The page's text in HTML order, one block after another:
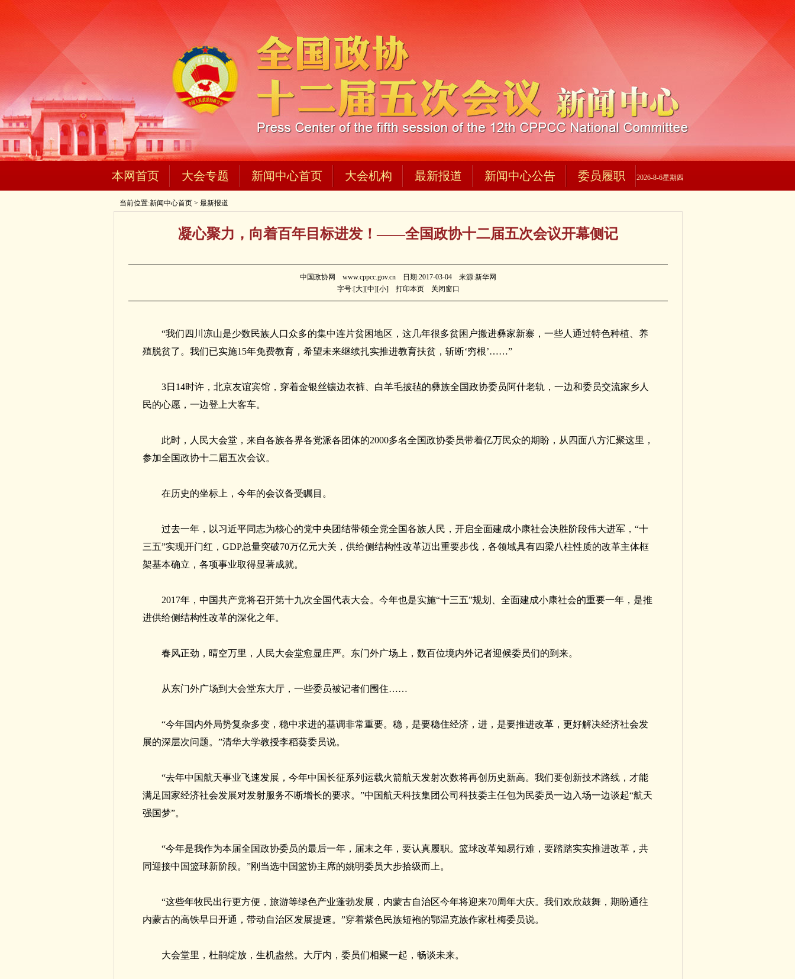
本网首页 大会专题 新闻中心首页 大会机构 最新报道 新闻中心公告 委员履职 2026-8-6星期四
当前位置:新闻中心首页 > 最新报道
凝心聚力，向着百年目标进发！——全国政协十二届五次会议开幕侧记
中国政协网 www.cppcc.gov.cn 日期:2017-03-04 来源:新华网
字号:[大][中][小] 打印本页 关闭窗口
“我们四川凉山是少数民族人口众多的集中连片贫困地区，这几年很多贫困户搬进彝家新寨，一些人通过特色种植、养
殖脱贫了。我们已实施15年免费教育，希望未来继续扎实推进教育扶贫，斩断‘穷根’……”
3日14时许，北京友谊宾馆，穿着金银丝镶边衣裤、白羊毛披毡的彝族全国政协委员阿什老轨，一边和委员交流家乡人
民的心愿，一边登上大客车。
此时，人民大会堂，来自各族各界各党派各团体的2000多名全国政协委员带着亿万民众的期盼，从四面八方汇聚这里，
参加全国政协十二届五次会议。
在历史的坐标上，今年的会议备受瞩目。
过去一年，以习近平同志为核心的党中央团结带领全党全国各族人民，开启全面建成小康社会决胜阶段伟大进军，“十
三五”实现开门红，GDP总量突破70万亿元大关，供给侧结构性改革迈出重要步伐，各领域具有四梁八柱性质的改革主体框
架基本确立，各项事业取得显著成就。
2017年，中国共产党将召开第十九次全国代表大会。今年也是实施“十三五”规划、全面建成小康社会的重要一年，是推
进供给侧结构性改革的深化之年。
春风正劲，晴空万里，人民大会堂愈显庄严。东门外广场上，数百位境内外记者迎候委员们的到来。
从东门外广场到大会堂东大厅，一些委员被记者们围住……
“今年国内外局势复杂多变，稳中求进的基调非常重要。稳，是要稳住经济，进，是要推进改革，更好解决经济社会发
展的深层次问题。”清华大学教授李稻葵委员说。
“去年中国航天事业飞速发展，今年中国长征系列运载火箭航天发射次数将再创历史新高。我们要创新技术路线，才能
满足国家经济社会发展对发射服务不断增长的要求。”中国航天科技集团公司科技委主任包为民委员一边入场一边谈起“航天
强国梦”。
“今年是我作为本届全国政协委员的最后一年，届末之年，要认真履职。篮球改革知易行难，要踏踏实实推进改革，共
同迎接中国篮球新阶段。”刚当选中国篮协主席的姚明委员大步拾级而上。
“这些年牧民出行更方便，旅游等绿色产业蓬勃发展，内蒙古自治区今年将迎来70周年大庆。我们欢欣鼓舞，期盼通往
内蒙古的高铁早日开通，带动自治区发展提速。”穿着紫色民族短袍的鄂温克族作家杜梅委员说。
大会堂里，杜鹃绽放，生机盎然。大厅内，委员们相聚一起，畅谈未来。